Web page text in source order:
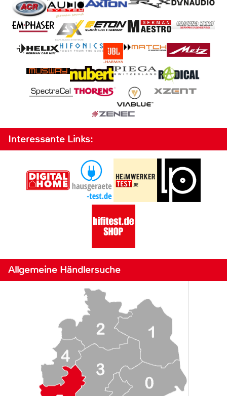
Interessante Links:
Allgemeine Händlersuche